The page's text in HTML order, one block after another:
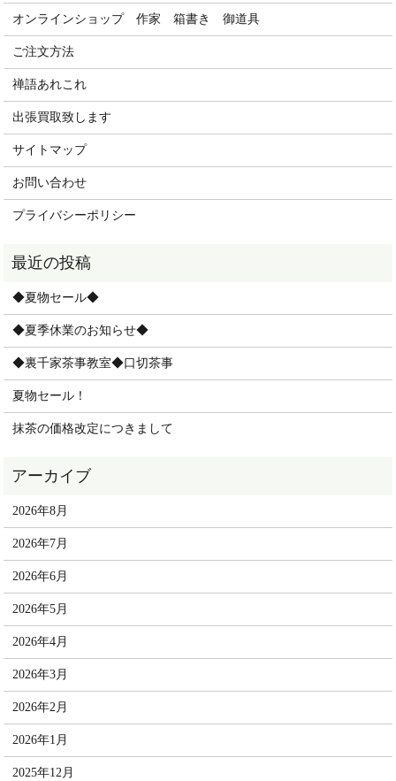
オンラインショップ 作家 箱書き 御道具
ご注文方法
禅語あれこれ
出張買取致します
サイトマップ
お問い合わせ
プライバシーポリシー
◆夏物セール◆
◆夏季休業のお知らせ◆
◆裏千家茶事教室◆口切茶事
夏物セール！
抹茶の価格改定につきまして
2026年8月
2026年7月
2026年6月
2026年5月
2026年4月
2026年3月
2026年2月
2026年1月
2025年12月